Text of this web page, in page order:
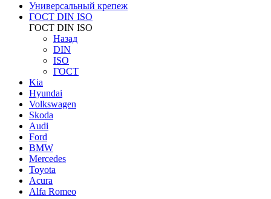
Универсальный крепеж
ГОСТ DIN ISO
ГОСТ DIN ISO
Назад
DIN
ISO
ГОСТ
Kia
Hyundai
Volkswagen
Skoda
Audi
Ford
BMW
Mercedes
Toyota
Acura
Alfa Romeo